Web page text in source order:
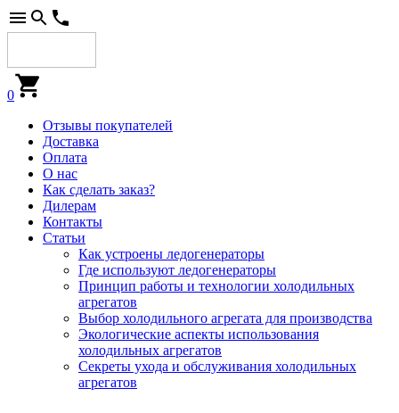
0
Отзывы покупателей
Доставка
Оплата
О нас
Как сделать заказ?
Дилерам
Контакты
Статьи
Как устроены ледогенераторы
Где используют ледогенераторы
Принцип работы и технологии холодильных
агрегатов
Выбор холодильного агрегата для производства
Экологические аспекты использования
холодильных агрегатов
Секреты ухода и обслуживания холодильных
агрегатов